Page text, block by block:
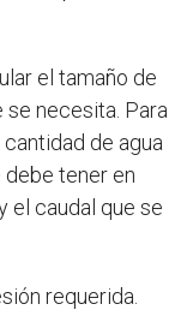
el tamaño de
se necesita. Para
de agua
tener en
el caudal que se
requerida.